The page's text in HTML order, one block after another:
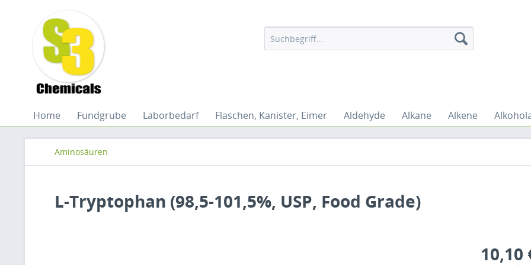
Home Fundgrube Laborbedarf Flaschen, Kanister, Eimer Aldehyde Alkane Alkene
Aminosäuren
L-Tryptophan (98,5-101,5%, USP, Food Grade)
10,10